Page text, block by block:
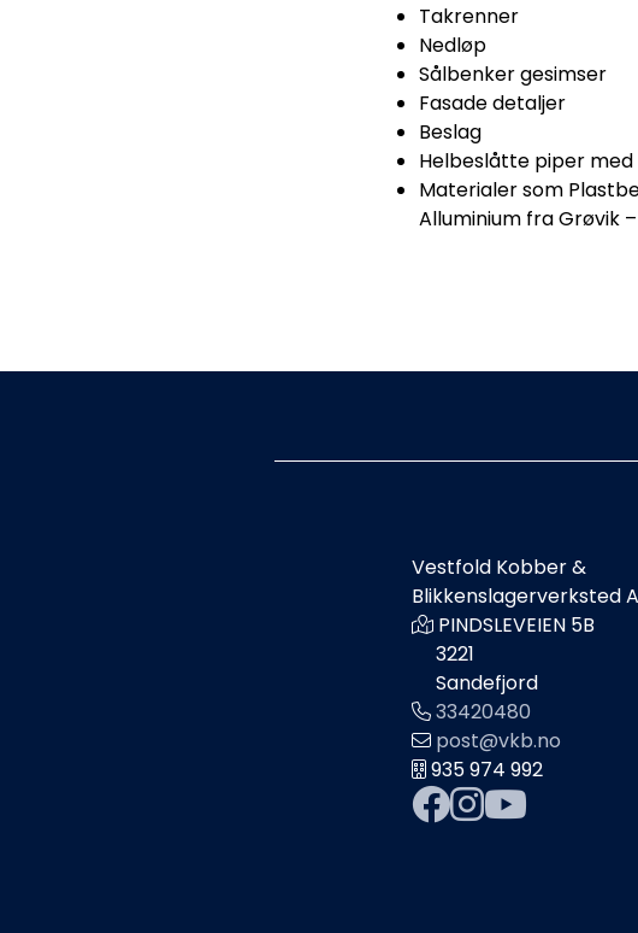
Takrenner
Nedløp
Sålbenker gesimser
Fasade detaljer
Beslag
Helbeslåtte piper
Materialer som
Alluminium fra Grøvik
Vestfold Kobber &
Blikkenslagerverksted
PINDSLEVEIEN 5B
3221
Sandefjord
33420480
post@vkb.no
935 974 992